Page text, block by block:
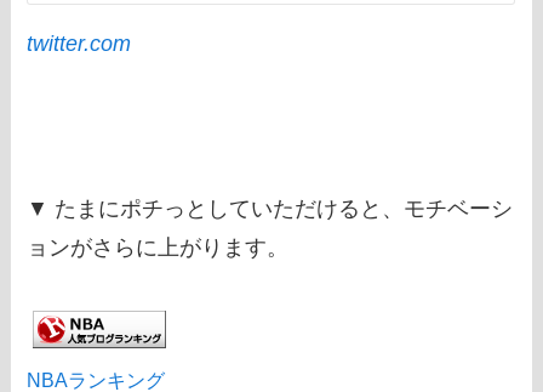
twitter.com
▼ たまにポチっとしていただけると、モチベーシ
ョンがさらに上がります。
NBAランキング